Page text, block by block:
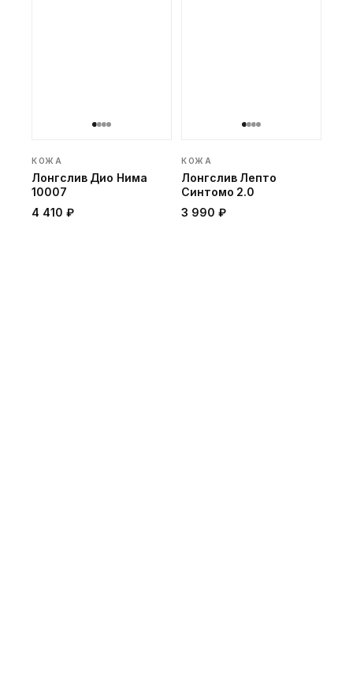
КОЖА
Лонгслив Дио Нима
10007
4 410 ₽
КОЖА
Лонгслив Лепто
Синтомо 2.0
3 990 ₽